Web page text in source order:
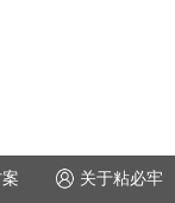
关于粘必牢